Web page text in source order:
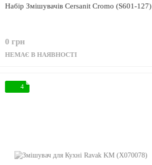
Набір Змішувачів Cersanit Cromo (S601-127)
0 грн
НЕМАЄ В НАЯВНОСТІ
4